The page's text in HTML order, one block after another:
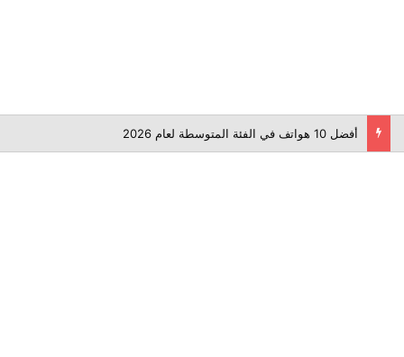
أفضل 10 هواتف في الفئة المتوسطة لعام 2026